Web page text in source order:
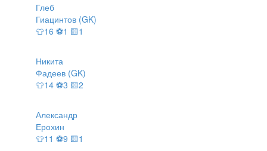
Глеб
Гиацинтов (GK)
👕16 ⚽1 🟨1
Никита
Фадеев (GK)
👕14 ⚽3 🟨2
Александр
Ерохин
👕11 ⚽9 🟨1